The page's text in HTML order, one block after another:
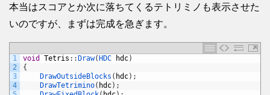
本当はスコアとか次に落ちてくるテトリミノも表示させた
いのですが、まずは完成を急ぎます。
1
2
3
4
void Tetris : : Draw( HDC hdc)
{
DrawOutsideBlocks ( hdc) ;
DrawTetrimino( hdc) ;